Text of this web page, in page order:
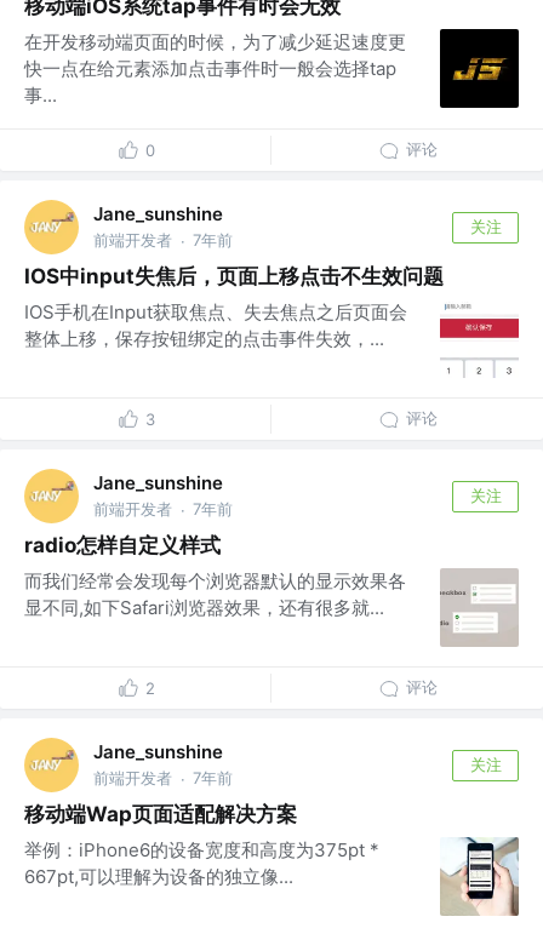
移动端iOS系统tap事件有时会无效
在开发移动端页面的时候，为了减少延迟速度更
快一点在给元素添加点击事件时一般会选择tap
事...
0 评论
Jane_sunshine
前端开发者 · 7年前
关注
IOS中input失焦后，页面上移点击不生效问题
IOS手机在Input获取焦点、失去焦点之后页面会
整体上移，保存按钮绑定的点击事件失效，...
3 评论
Jane_sunshine
前端开发者 · 7年前
关注
radio怎样自定义样式
而我们经常会发现每个浏览器默认的显示效果各
显不同,如下Safari浏览器效果，还有很多就...
2 评论
Jane_sunshine
前端开发者 · 7年前
关注
移动端Wap页面适配解决方案
举例：iPhone6的设备宽度和高度为375pt *
667pt,可以理解为设备的独立像...